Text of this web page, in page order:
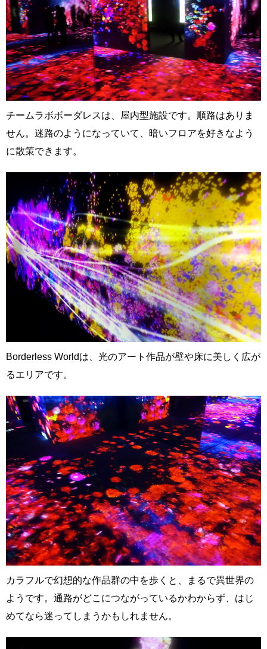
チームラボボーダレスは、屋内型施設です。順路はありま
せん。迷路のようになっていて、暗いフロアを好きなよう
に散策できます。
Borderless Worldは、光のアート作品が壁や床に美しく広が
るエリアです。
カラフルで幻想的な作品群の中を歩くと、まるで異世界の
ようです。通路がどこにつながっているかわからず、はじ
めてなら迷ってしまうかもしれません。